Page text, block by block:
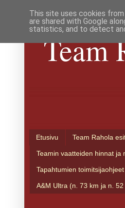
Team
Etusivu Team Rahola
Teamin vaatteiden hinnat ja
Tapahtumien toimitsijaohjeet
A&M Ultra (n. 73 km ja n.
This site uses cookies
are shared with Google
statistics, and to detect